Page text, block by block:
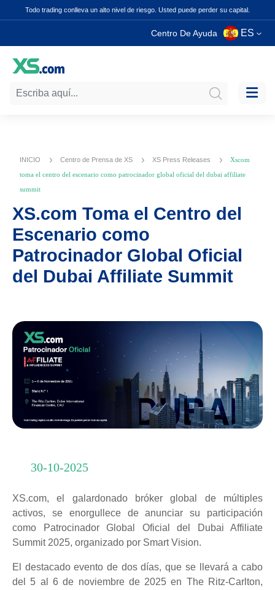
Todo trading conlleva un alto nivel de riesgo. Usted puede perder su capital.
Centro De Ayuda ES
INICIO Centro de Prensa de XS XS Press Releases
Xscom
toma el centro del escenario como patrocinador global oficial del dubai affiliate
summit
XS.com Toma el Centro del
Escenario como
Patrocinador Global Oficial
del Dubai Affiliate Summit
30-10-2025
XS.com, el galardonado bróker global de múltiples
activos, se enorgullece de anunciar su participación
como Patrocinador Global Oficial del Dubai Affiliate
Summit 2025, organizado por Smart Vision.
El destacado evento de dos días, que se llevará a cabo
del 5 al 6 de noviembre de 2025 en The Ritz-Carlton,